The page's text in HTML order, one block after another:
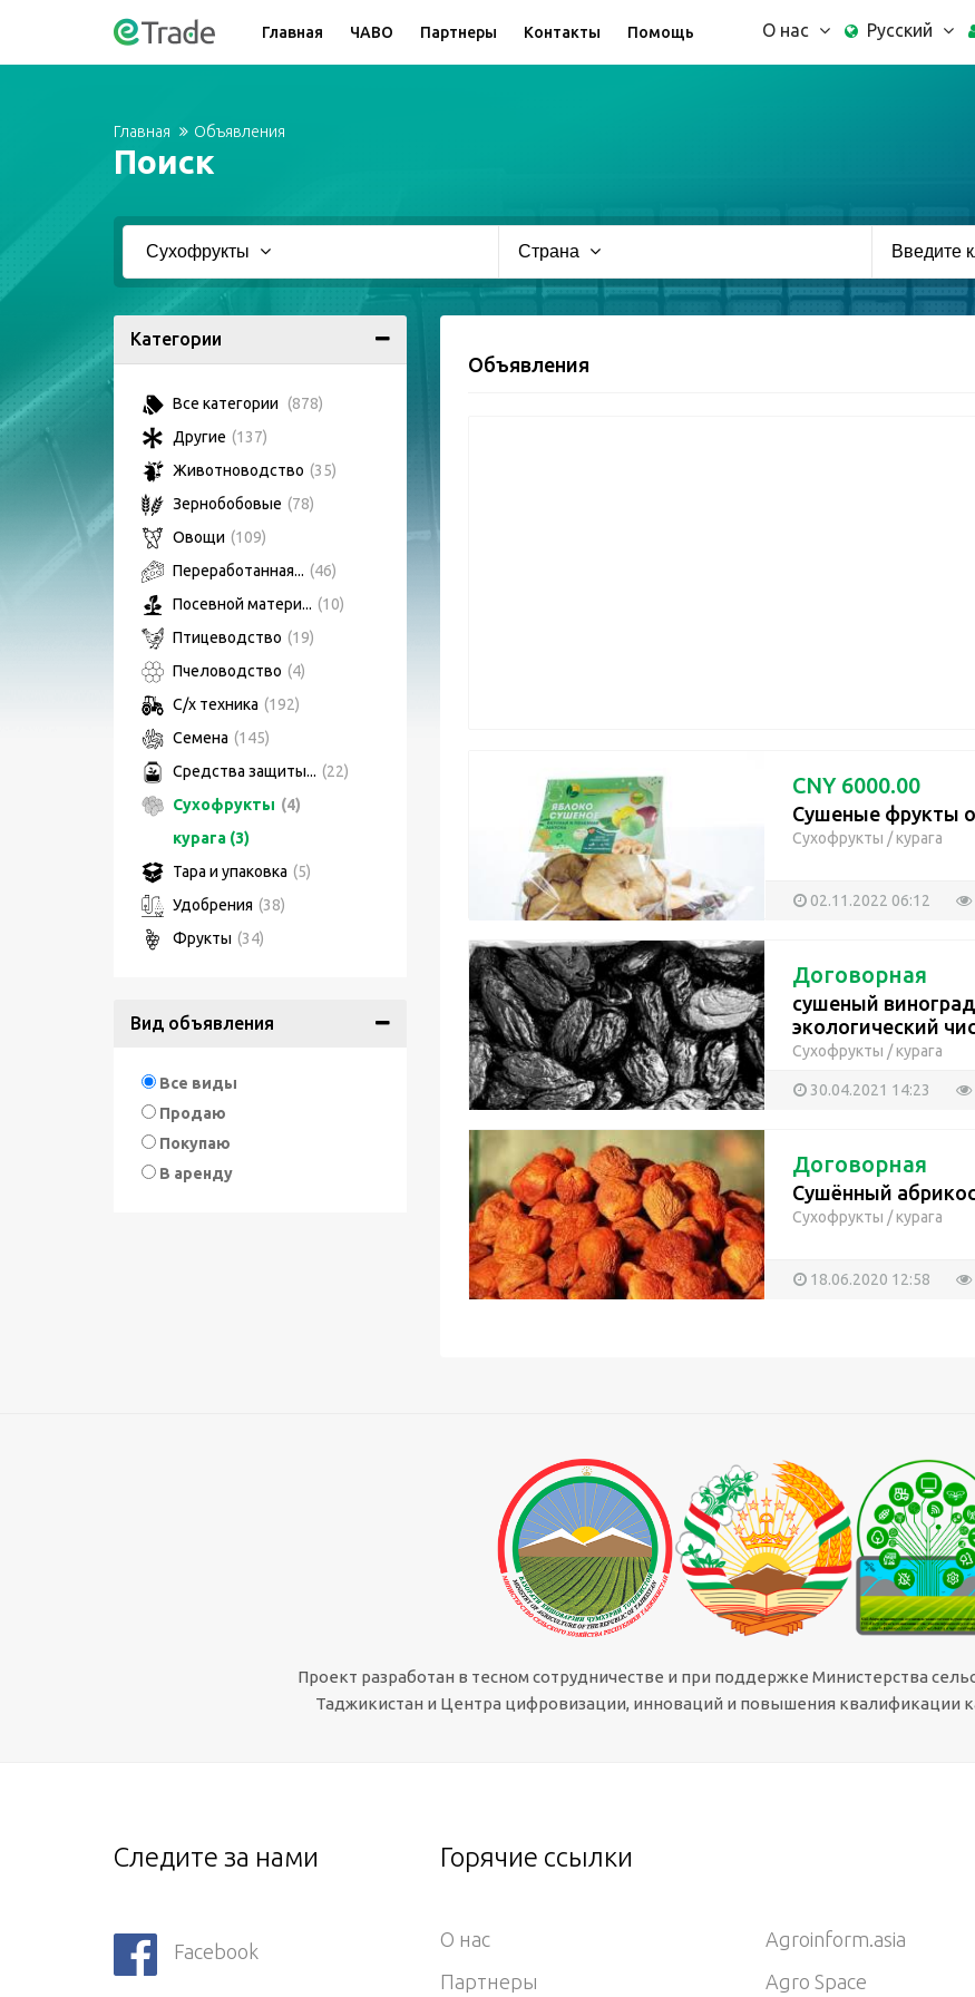
Главная ЧАВО Партнеры Контакты Помощь О нас Русский
Главная Объявления
Поиск
Сухофрукты Страна
Категории
Все категории (878)
Другие (137)
Животноводство (35)
Зернобобовые (78)
Овощи (109)
Переработанная... (46)
Посевной матери... (10)
Птицеводство (19)
Пчеловодство (4)
С/х техника (192)
Семена (145)
Средства защиты... (22)
Сухофрукты (4)
курага (3)
Тара и упаковка (5)
Удобрения (38)
Фрукты (34)
Вид объявления
Все виды
Продаю
Покупаю
В аренду
Объявления
CNY 6000.00
Сушеные фрукты
Сухофрукты /курага
02.11.2022 06:12
Договорная
сушеный
экологический
Сухофрукты /курага
30.04.2021 14:23
Договорная
Сушённый
Сухофрукты /курага
18.06.2020 12:58
Проект разработан в тесном сотрудничестве и при поддержке Министерства
Таджикистан и Центра цифровизации, инноваций и повышения квалификации
Следите за нами
Facebook
Горячие ссылки
О нас
Партнеры
Agroinform.asia
Agro Space